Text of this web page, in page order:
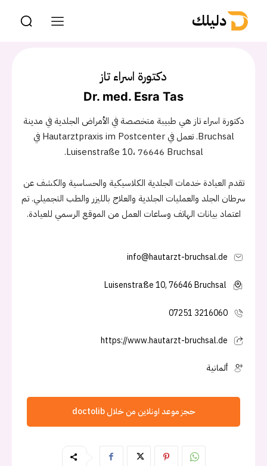
دليلك
دكتورة اسراء تاز
Dr. med. Esra Tas
دكتورة اسراء تاز هي طبيبة متخصصة في الأمراض الجلدية في مدينة
Bruchsal. تعمل في Hautarztpraxis im Postcenter في
Luisenstraße 10، 76646 Bruchsal.
تقدم العيادة خدمات الجلدية الكلاسيكية والحساسية والكشف عن
سرطان الجلد والعمليات الجلدية والعلاج بالليزر والطب التجميلي. تم
اعتماد بيانات الهاتف وساعات العمل من الموقع الرسمي للعيادة.
info@hautarzt-bruchsal.de
Luisenstraße 10, 76646 Bruchsal
07251 3216060
https://www.hautarzt-bruchsal.de
ألمانية
حجز موعد اونلاين من خلال doctolib